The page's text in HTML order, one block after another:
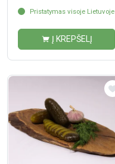
Pristatymas visoje Lietuvoje
Į KREPŠELĮ